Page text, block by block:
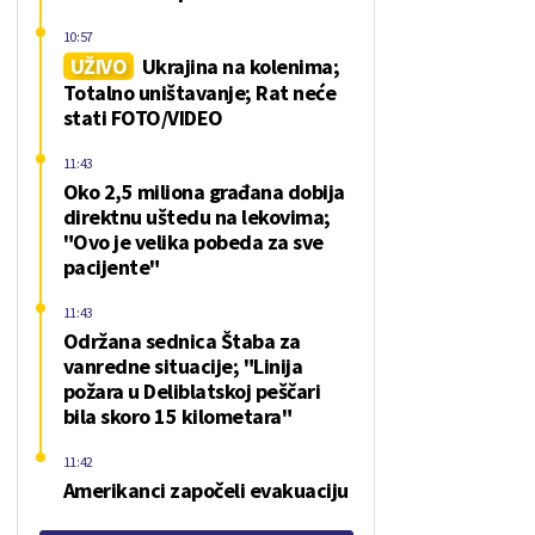
UŽIVO
Ukrajina na kolenima;
Totalno uništavanje; Rat neće
stati FOTO/VIDEO
10:57
Oko 2,5 miliona građana dobija
direktnu uštedu na lekovima;
"Ovo je velika pobeda za sve
pacijente"
11:43
Održana sednica Štaba za
vanredne situacije; "Linija
požara u Deliblatskoj peščari
bila skoro 15 kilometara"
11:43
Amerikanci započeli evakuaciju
11:42